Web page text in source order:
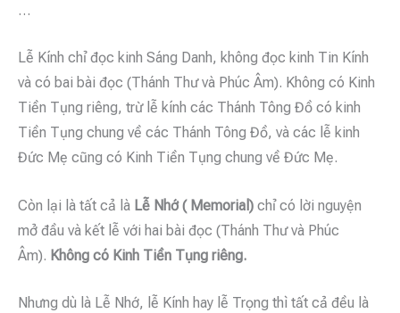
…
Lễ Kính chỉ đọc kinh Sáng Danh, không đọc kinh Tin Kính
và có bai bài đọc (Thánh Thư và Phúc Âm). Không có Kinh
Tiền Tụng riêng, trừ lễ kính các Thánh Tông Đồ có kinh
Tiền Tụng chung về các Thánh Tông Đồ, và các lễ kinh
Đức Mẹ cũng có Kinh Tiền Tụng chung về Đức Mẹ.
Còn lại là tất cả là Lễ Nhớ ( Memorial) chỉ có lời nguyện
mở đầu và kết lễ với hai bài đọc (Thánh Thư và Phúc
Âm). Không có Kinh Tiền Tụng riêng.
Nhưng dù là Lễ Nhớ, lễ Kính hay lễ Trọng thì tất cả đều là